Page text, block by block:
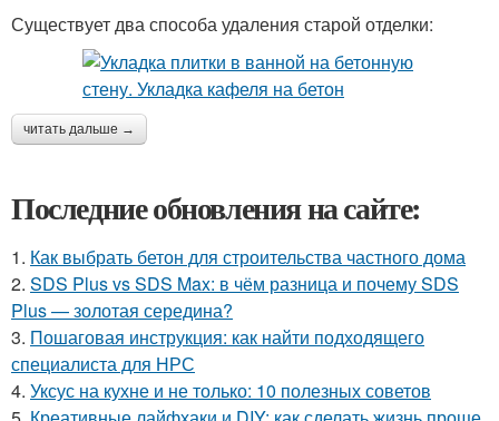
Существует два способа удаления старой отделки:
читать дальше →
Последние обновления на сайте:
1. Как выбрать бетон для строительства частного дома
2. SDS Plus vs SDS Max: в чём разница и почему SDS
Plus — золотая середина?
3. Пошаговая инструкция: как найти подходящего
специалиста для НРС
4. Уксус на кухне и не только: 10 полезных советов